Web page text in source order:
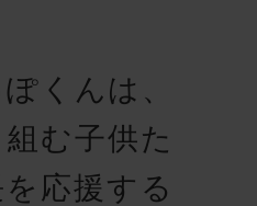
くんは、
む子供た
応援する